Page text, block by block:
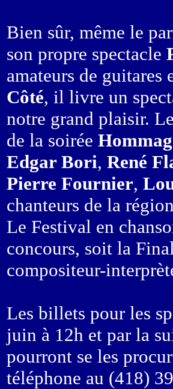
Bien sûr, même le
son propre spectacle
amateurs de
Côté, il livre un
notre grand plaisir.
de la soirée
Edgar Bori, René
Pierre Fournier,
chanteurs de la
Le Festival en
concours, soit la
compositeur-
Les billets pour les
juin à 12h et par la
pourront se les
téléphone au (418)